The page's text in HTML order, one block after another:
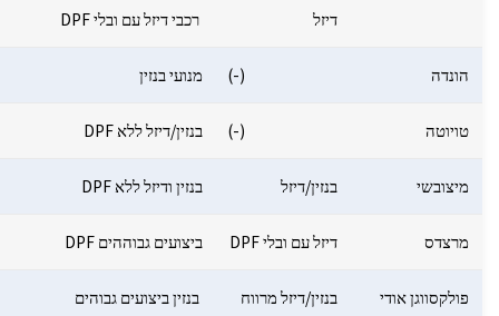
דיזל רכבי דיזל עם ובלי DPF
הונדה (-) מנועי בנזין
טויוטה (-) בנזין/דיזל ללא DPF
מיצובשי בנזין/דיזל בנזין ודיזל ללא DPF
מרצדס דיזל עם ובלי DPF ביצועים גבוההים DPF
פולקסווגן אודי
בנזין/דיזל מרווח
בנזין ביצועים גבוהים